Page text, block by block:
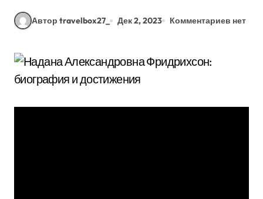
Автор travelbox27_ Дек 2, 2023 Комментариев нет